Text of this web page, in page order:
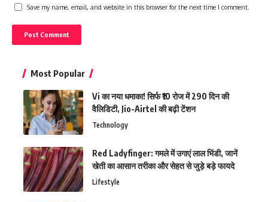
Save my name, email, and website in this browser for the next time I comment.
Most Popular
Vi का नया धमाका! सिर्फ ₹10 रोज में 290 दिन की
वैलिडिटी, Jio-Airtel की बढ़ी टेंशन
Technology
Red Ladyfinger: गमले में उगाएं लाल भिंडी, जानें
खेती का आसान तरीका और सेहत से जुड़े बड़े फायदे
Lifestyle